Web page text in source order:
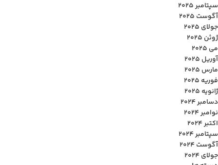
سپتامبر 2025
آگوست 2025
جولای 2025
ژوئن 2025
می 2025
آوریل 2025
مارس 2025
فوریه 2025
ژانویه 2025
دسامبر 2024
نوامبر 2024
اکتبر 2024
سپتامبر 2024
آگوست 2024
جولای 2024